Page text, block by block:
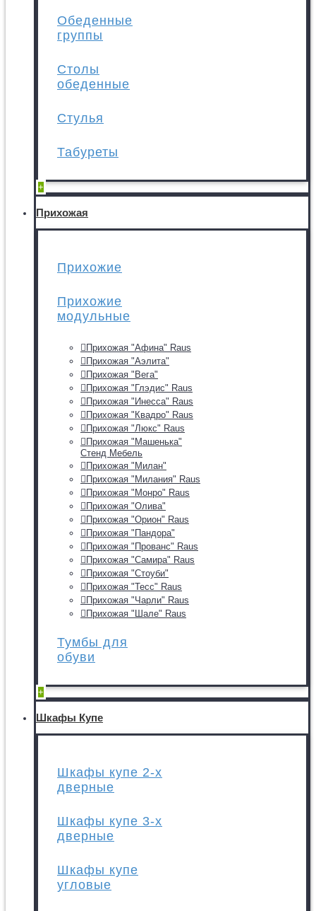
Обеденные
группы
Столы
обеденные
Стулья
Табуреты
+
Прихожая
Прихожие
Прихожие
модульные
Прихожая "Афина" Raus
Прихожая "Аэлита"
Прихожая "Вега"
Прихожая "Глэдис" Raus
Прихожая "Инесса" Raus
Прихожая "Квадро" Raus
Прихожая "Люкс" Raus
Прихожая "Машенька"
Стенд Мебель
Прихожая "Милан"
Прихожая "Милания" Raus
Прихожая "Монро" Raus
Прихожая "Олива"
Прихожая "Орион" Raus
Прихожая "Пандора"
Прихожая "Прованс" Raus
Прихожая "Самира" Raus
Прихожая "Стоуби"
Прихожая "Тесс" Raus
Прихожая "Чарли" Raus
Прихожая "Шале" Raus
Тумбы для
обуви
+
Шкафы Купе
Шкафы купе 2-х
дверные
Шкафы купе 3-х
дверные
Шкафы купе
угловые